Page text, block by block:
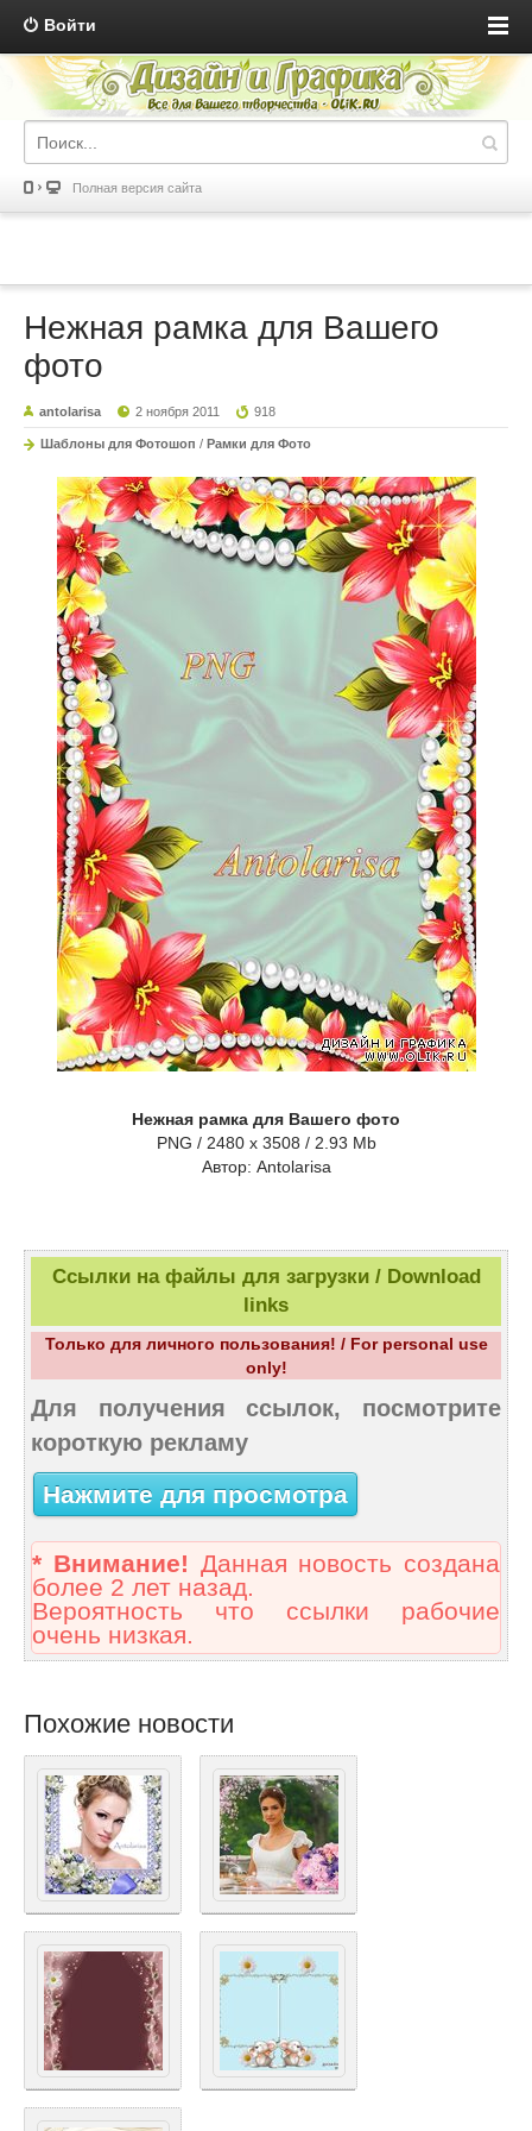
Войти
Полная версия сайта
Нежная рамка для Вашего
фото
antolarisa 2 ноября 2011 918
Шаблоны для Фотошоп / Рамки для Фото
Нежная рамка для Вашего фото
PNG / 2480 x 3508 / 2.93 Mb
Aвтор: Antolarisa
Ссылки на файлы для загрузки / Download
links
Только для личного пользования! / For personal use
only!
Для получения ссылок, посмотрите
короткую рекламу
Нажмите для просмотра
* Внимание! Данная новость создана
более 2 лет назад.
Вероятность что ссылки рабочие
очень низкая.
Похожие новости